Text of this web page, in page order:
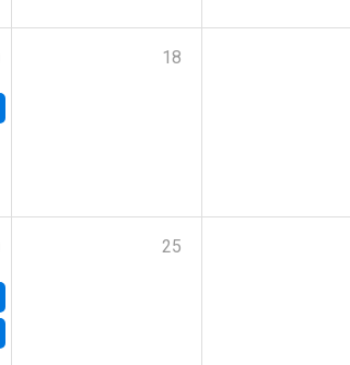
18
25